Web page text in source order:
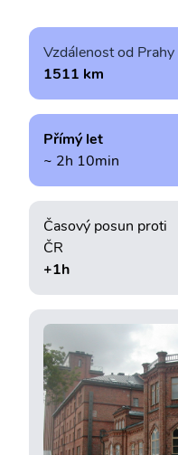
Vzdálenost od Prahy
1511 km
Přímý let
~ 2h 10min
Časový posun proti
ČR
+1h